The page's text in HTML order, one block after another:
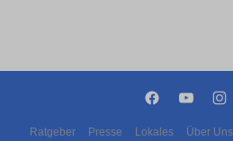
Ratgeber Presse Lokales Über Uns